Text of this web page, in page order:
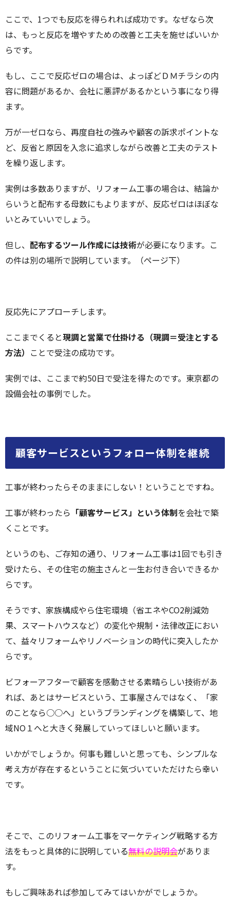
ここで、1つでも反応を得られれば成功です。なぜなら次
は、もっと反応を増やすための改善と工夫を施せばいいか
らです。
もし、ここで反応ゼロの場合は、よっぽどＤＭチラシの内
容に問題があるか、会社に悪評があるかという事になり得
ます。
万が一ゼロなら、再度自社の強みや顧客の訴求ポイントな
ど、反省と原因を入念に追求しながら改善と工夫のテスト
を繰り返します。
実例は多数ありますが、リフォーム工事の場合は、結論か
らいうと配布する母数にもよりますが、反応ゼロはほぼな
いとみていいでしょう。
但し、 配布するツール作成には技術が必要になります。こ
の件は別の場所で説明しています。（ページ下）
反応先にアプローチします。
ここまでくると現調と営業で仕掛ける（現調＝受注とする
方法） ことで受注の成功です。
実例では、ここまで約50日で受注を得たのです。東京都の
設備会社の事例でした。
顧客サービスというフォロー体制を継続
工事が終わったらそのままにしない！ということですね。
工事が終わったら 「顧客サービス」という体制を会社で築
くことです。
というのも、ご存知の通り、リフォーム工事は1回でも引き
受けたら、その住宅の施主さんと一生お付き合いできるか
らです。
そうです、家族構成やら住宅環境（省エネやCO2削減効
果、スマートハウスなど）の変化や規制・法律改正におい
て、益々リフォームやリノベーションの時代に突入したか
らです。
ビフォーアフターで顧客を感動させる素晴らしい技術があ
れば、あとはサービスという、工事屋さんではなく、「家
のことなら○○へ」というブランディングを構築して、地
域NO１へと大きく発展していってほしいと願います。
いかがでしょうか。何事も難しいと思っても、シンプルな
考え方が存在するということに気づいていただけたら幸い
です。
そこで、このリフォーム工事をマーケティング戦略する方
法をもっと具体的に説明している無料の説明会がありま
す。
もしご興味あれば参加してみてはいかがでしょうか。